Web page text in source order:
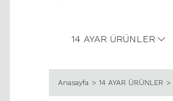
14 AYAR ÜRÜNLER
Anasayfa 14 AYAR ÜRÜNLER